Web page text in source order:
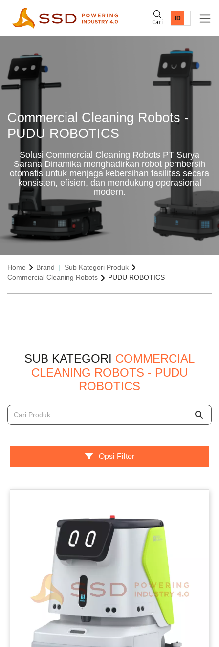
Cari
Commercial Cleaning Robots -
PUDU ROBOTICS
Solusi Commercial Cleaning Robots PT Surya
Sarana Dinamika menghadirkan robot pembersih
otomatis untuk menjaga kebersihan fasilitas secara
konsisten, efisien, dan mendukung operasional
modern.
Home Brand
Sub Kategori Produk
Commercial Cleaning Robots
PUDU ROBOTICS
SUB KATEGORI COMMERCIAL
CLEANING ROBOTS - PUDU
ROBOTICS
Opsi Filter